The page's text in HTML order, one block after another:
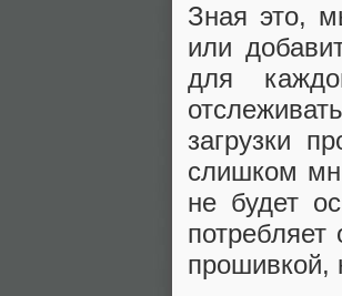
Зная это,
или
для
загрузки
слишком
не будет
прошивкой,